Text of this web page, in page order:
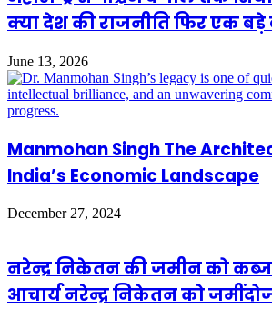
क्या देश की राजनीति फिर एक
June 13, 2026
Manmohan Singh The
India’s Economic Landscape
December 27, 2024
नरेन्द्र निकेतन की जमीन को
आचार्य नरेन्द्र निकेतन को